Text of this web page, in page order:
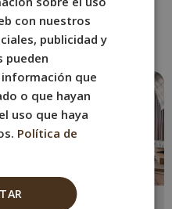
House
adapte a ti.
Doble Superior
ITALIAN
con nuestros
publicidad y
pueden
que
o que hayan
uso que haya
Política de